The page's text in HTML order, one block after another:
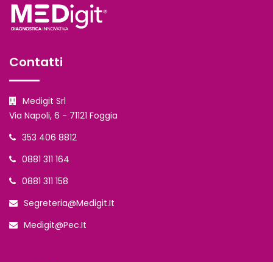
Contatti
Medigit Srl
Via Napoli, 6 - 71121 Foggia
353 406 8812
0881 311 164
0881 311 158
Segreteria@medigit.it
Medigit@pec.it